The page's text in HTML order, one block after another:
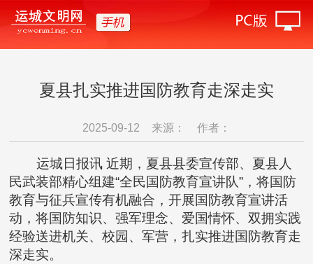
夏县扎实推进国防教育走深走实
2025-09-12 来源： 作者：
运城日报讯 近期，夏县县委宣传部、夏县人
民武装部精心组建“全民国防教育宣讲队”，将国防
教育与征兵宣传有机融合，开展国防教育宣讲活
动，将国防知识、强军理念、爱国情怀、双拥实践
经验送进机关、校园、军营，扎实推进国防教育走
深走实。